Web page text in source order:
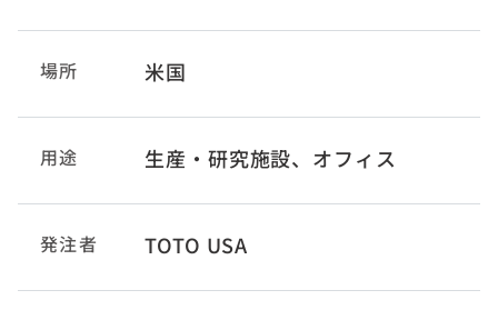
場所 米国
用途 生産・研究施設、オフィス
発注者 TOTO USA